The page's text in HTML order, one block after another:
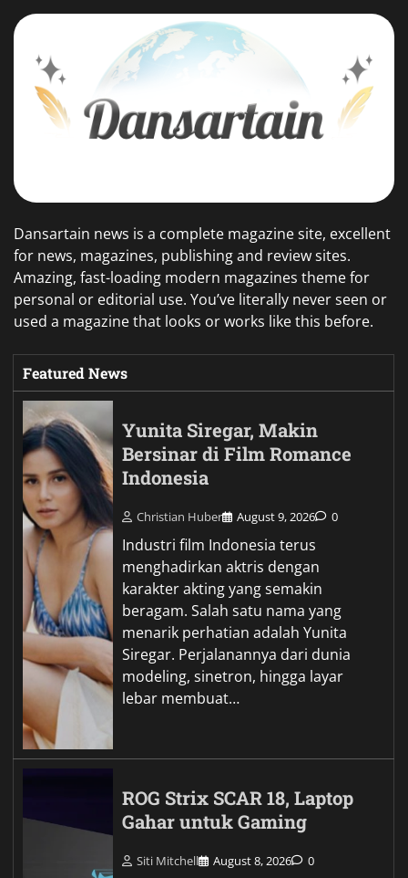
Dansartain news is a complete magazine site, excellent
for news, magazines, publishing and review sites.
Amazing, fast-loading modern magazines theme for
personal or editorial use. You’ve literally never seen or
used a magazine that looks or works like this before.
Featured News
Yunita Siregar, Makin
Bersinar di Film Romance
Indonesia
Christian Huber August 9, 2026 0
Industri film Indonesia terus
menghadirkan aktris dengan
karakter akting yang semakin
beragam. Salah satu nama yang
menarik perhatian adalah Yunita
Siregar. Perjalanannya dari dunia
modeling, sinetron, hingga layar
lebar membuat…
ROG Strix SCAR 18, Laptop
Gahar untuk Gaming
Siti Mitchell August 8, 2026 0